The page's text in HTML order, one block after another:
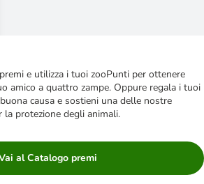
e utilizza i tuoi zooPunti per ottenere
amico a quattro zampe. Oppure regala i tuoi
causa e sostieni una delle nostre
la protezione degli animali.
al Catalogo premi